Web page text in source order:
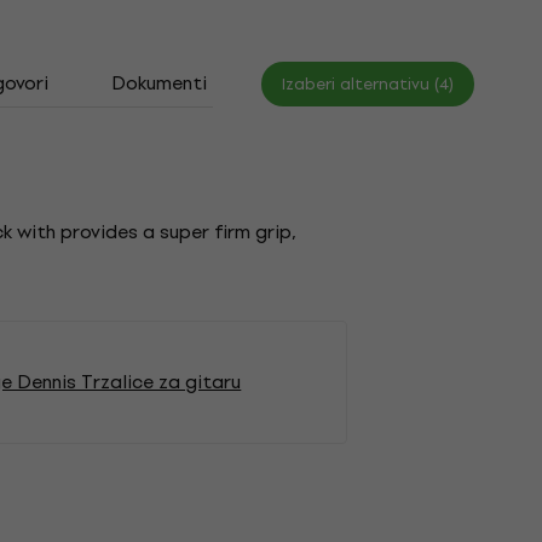
Dokumenti Izaberi alternativu (4)
with provides a super firm grip,
Dennis Trzalice za gitaru